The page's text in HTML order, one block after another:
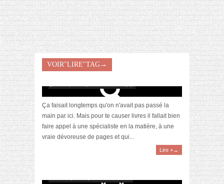
VOIR"LIRE"TAG→
[Intervention] 10 livres à emporter en
vacances
Ça faisait longtemps qu'on n'avait pas passé la
main par ici. Mais pour te causer livres il fallait bien
faire appel à une spécialiste en la matière, à une
vraie dévoreuse de pages et qui...
Lire +→
[Vidéo] Unboxing Ptit colli, la Box Livres by